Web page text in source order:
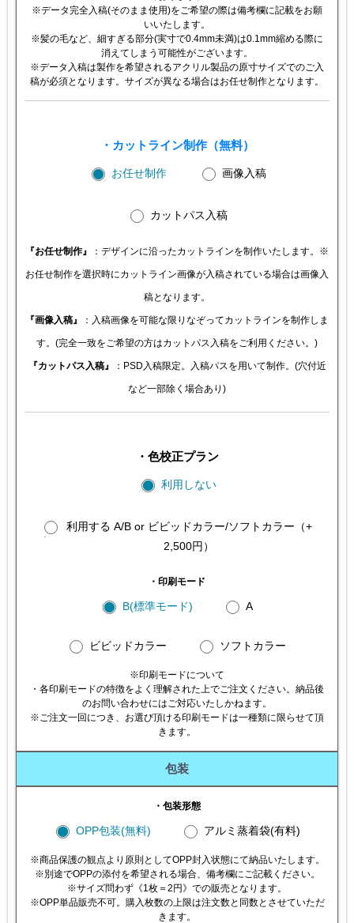
※データ完全入稿(そのまま使用)をご希望の際は備考欄に記載をお願
いいたします。
※髪の毛など、細すぎる部分(実寸で0.4mm未満)は0.1mm縮める際に
消えてしまう可能性がございます。
※データ入稿は製作を希望されるアクリル製品の原寸サイズでのご入
稿が必須となります。サイズが異なる場合はお任せ制作となります。
・カットライン制作（無料）
お任せ制作 画像入稿
カットパス入稿
『お任せ制作』 ：デザインに沿ったカットラインを制作いたします。※
お任せ制作を選択時にカットライン画像が入稿されている場合は画像入
稿となります。
『画像入稿』 ：入稿画像を可能な限りなぞってカットラインを制作しま
す。(完全一致をご希望の方はカットパス入稿をご利用ください。)
『カットパス入稿』 ：PSD入稿限定。入稿パスを用いて制作。(穴付近
など一部除く場合あり)
・色校正プラン
利用しない
利用する A/B or ビビッドカラー/ソフトカラー（+
2,500円）
・印刷モード
B(標準モード) A
ビビッドカラー ソフトカラー
※印刷モードについて
・各印刷モードの特徴をよく理解された上でご注文ください。納品後
のお問い合わせにはご対応いたしかねます。
※ご注文一回につき、お選び頂ける印刷モードは一種類に限らせて頂
きます。
包装
・包装形態
OPP包装(無料) アルミ蒸着袋(有料)
※商品保護の観点より原則としてOPP封入状態にて納品いたします。
※別途でOPPの添付を希望される場合、備考欄にご記載ください。
※サイズ問わず《1枚＝2円》での販売となります。
※OPP単品販売不可。購入枚数の上限は注文数と同数とさせていただ
きます。